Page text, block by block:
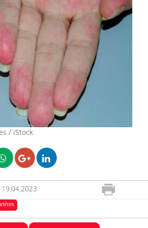
/ iStock
19.04.2023
les
?
:
travail
plus en plus
: une
aurait